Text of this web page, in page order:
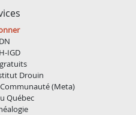
IGD
Drouin
(Meta)
Québec